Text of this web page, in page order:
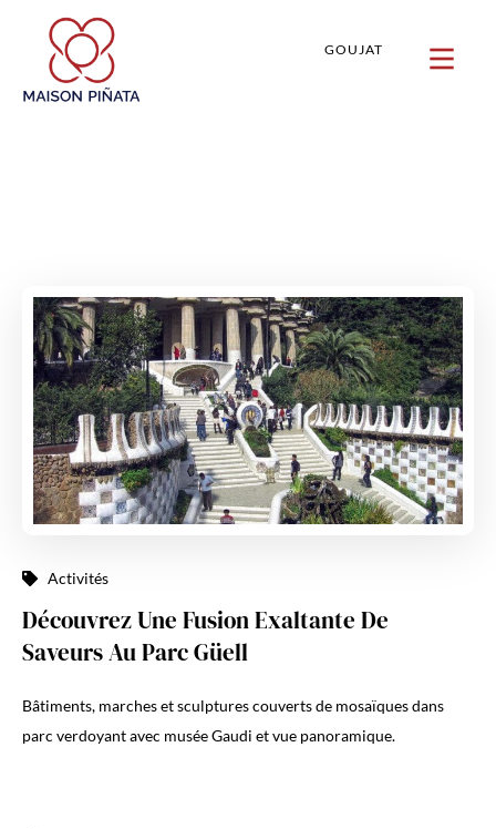
GOUJAT
Activités
Découvrez Une Fusion Exaltante De
Saveurs Au Parc Güell
Bâtiments, marches et sculptures couverts de mosaïques dans
parc verdoyant avec musée Gaudi et vue panoramique.